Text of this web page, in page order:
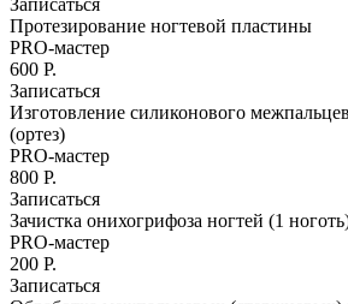
Парикмахерский зал
Восстановление волос
Женский зал
Стрижка
Протезирование ногтевой пластины
PRO-мастер
600 Р.
Записаться
Изготовление силиконового
(ортез)
PRO-мастер
800 Р.
Записаться
Зачистка онихогрифоза ногтей (1
PRO-мастер
200 Р.
Записаться